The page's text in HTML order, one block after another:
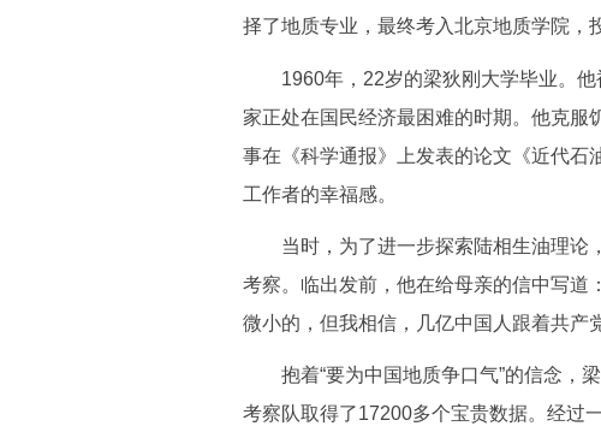
择了地质专业，最终考入北京地质学院，
1960年，22岁的梁狄刚大学毕业。他
家正处在国民经济最困难的时期。他克服
事在《科学通报》上发表的论文《近代石
工作者的幸福感。
当时，为了进一步探索陆相生油理论
考察。临出发前，他在给母亲的信中写道
微小的，但我相信，几亿中国人跟着共产
抱着“要为中国地质争口气”的信念，梁
考察队取得了17200多个宝贵数据。经过